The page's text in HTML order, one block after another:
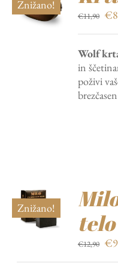
Znižano!
€11,90 €
Wolf
in
poživi
Znižano!
telo
€12,90 €